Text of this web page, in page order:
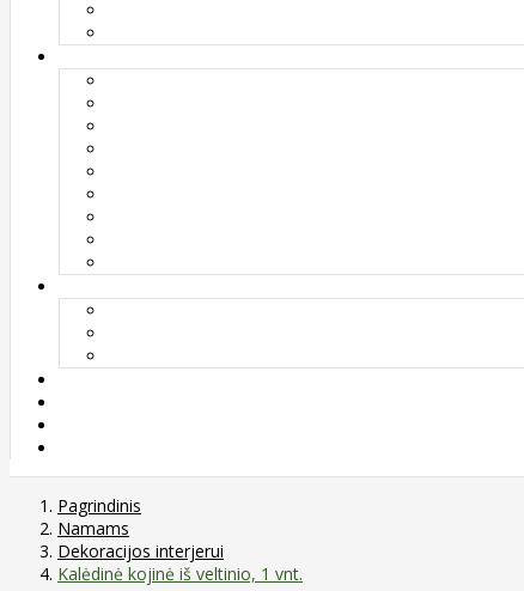
Pagrindinis
Namams
Dekoracijos interjerui
Kalėdinė kojinė iš veltinio, 1 vnt.